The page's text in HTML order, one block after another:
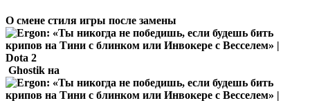
О смене стиля игры после замены
Ghostik на